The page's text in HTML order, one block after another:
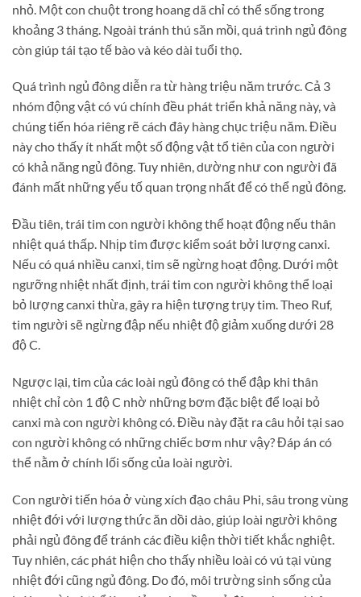
nhỏ. Một con chuột trong hoang dã chỉ có thể sống trong
khoảng 3 tháng. Ngoài tránh thú săn mồi, quá trình ngủ đông
còn giúp tái tạo tế bào và kéo dài tuổi thọ.
Quá trình ngủ đông diễn ra từ hàng triệu năm trước. Cả 3
nhóm động vật có vú chính đều phát triển khả năng này, và
chúng tiến hóa riêng rẽ cách đây hàng chục triệu năm. Điều
này cho thấy ít nhất một số động vật tổ tiên của con người
có khả năng ngủ đông. Tuy nhiên, dường như con người đã
đánh mất những yếu tố quan trọng nhất để có thể ngủ đông.
Đầu tiên, trái tim con người không thể hoạt động nếu thân
nhiệt quá thấp. Nhịp tim được kiểm soát bởi lượng canxi.
Nếu có quá nhiều canxi, tim sẽ ngừng hoạt động. Dưới một
ngưỡng nhiệt nhất định, trái tim con người không thể loại
bỏ lượng canxi thừa, gây ra hiện tượng trụy tim. Theo Ruf,
tim người sẽ ngừng đập nếu nhiệt độ giảm xuống dưới 28
độ C.
Ngược lại, tim của các loài ngủ đông có thể đập khi thân
nhiệt chỉ còn 1 độ C nhờ những bơm đặc biệt để loại bỏ
canxi mà con người không có. Điều này đặt ra câu hỏi tại sao
con người không có những chiếc bơm như vậy? Đáp án có
thể nằm ở chính lối sống của loài người.
Con người tiến hóa ở vùng xích đạo châu Phi, sâu trong vùng
nhiệt đới với lượng thức ăn dồi dào, giúp loài người không
phải ngủ đông để tránh các điều kiện thời tiết khắc nghiệt.
Tuy nhiên, các phát hiện cho thấy nhiều loài có vú tại vùng
nhiệt đới cũng ngủ đông. Do đó, môi trường sinh sống của